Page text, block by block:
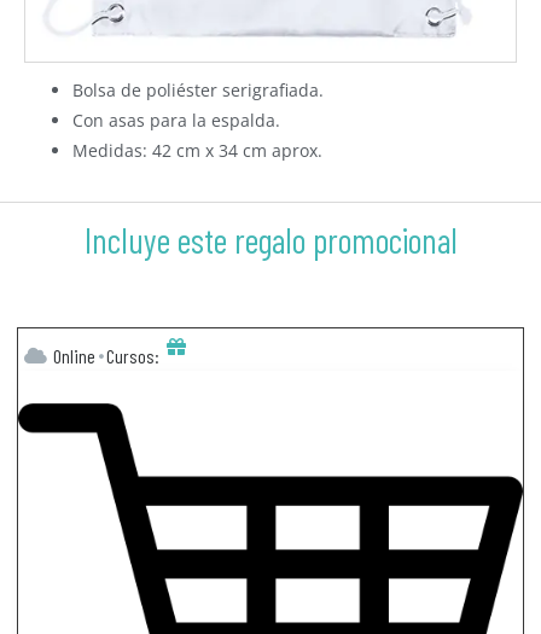
Bolsa de poliéster serigrafiada.
Con asas para la espalda.
Medidas: 42 cm x 34 cm aprox.
Incluye este regalo promocional
Online Cursos: